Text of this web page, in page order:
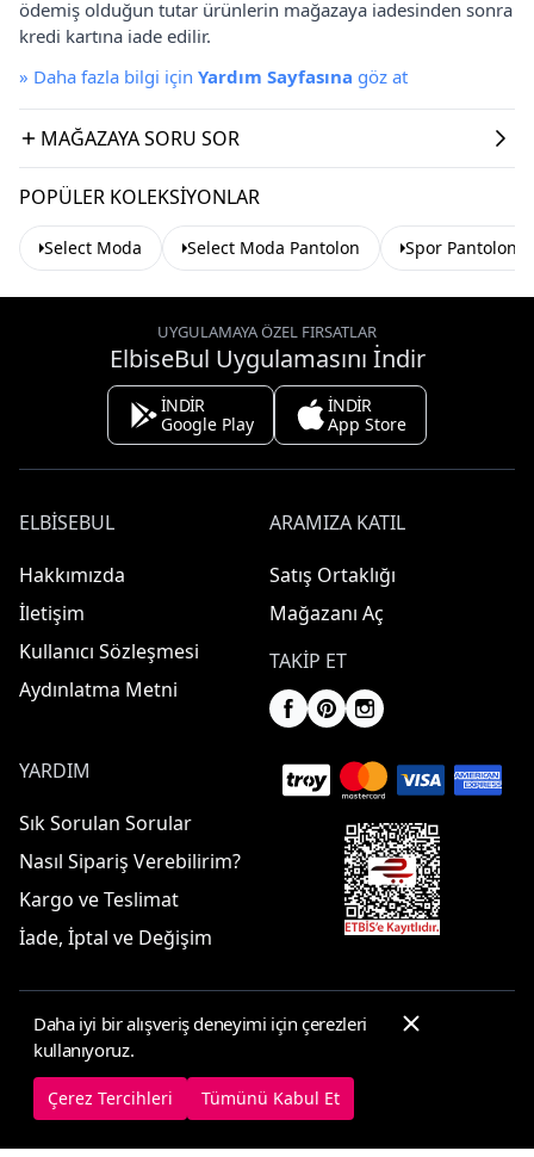
ödemiş olduğun tutar ürünlerin mağazaya iadesinden sonra
kredi kartına iade edilir.
» Daha fazla bilgi için Yardım Sayfasına göz at
MAĞAZAYA SORU SOR
POPÜLER KOLEKSIYONLAR
Select Moda Select Moda Pantolon Spor Pantolon
UYGULAMAYA ÖZEL FIRSATLAR
ElbiseBul Uygulamasını İndir
İNDİR
Google Play
İNDİR
App Store
ELBISEBUL
Hakkımızda
İletişim
Kullanıcı Sözleşmesi
Aydınlatma Metni
ARAMIZA KATIL
Satış Ortaklığı
Mağazanı Aç
TAKIP ET
YARDIM
Sık Sorulan Sorular
Nasıl Sipariş Verebilirim?
Kargo ve Teslimat
İade, İptal ve Değişim
© 2025 ElbiseBul -
Çerez Tercihleri Çerez Politikası
Daha iyi bir alışveriş deneyimi için çerezleri
kullanıyoruz.
Çerez Tercihleri Tümünü Kabul Et